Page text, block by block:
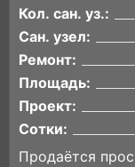
Кол. сан. уз.:
Сан. узел:
Ремонт:
Площадь:
Проект:
Сотки:
Продаётся